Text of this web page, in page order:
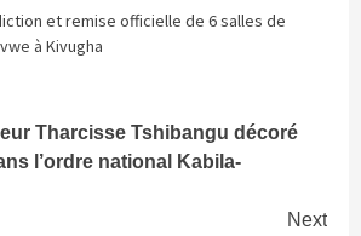
et remise officielle de 6 salles de
à Kivugha
Tharcisse Tshibangu décoré
l’ordre national Kabila-
Next